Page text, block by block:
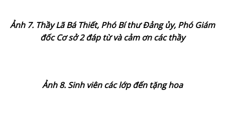
Ảnh 7. Thầy Lã Bá Thiết, Phó Bí thư Đảng ủy, Phó Giám
đốc Cơ sở 2 đáp từ và cảm ơn các thầy
Ảnh 8. Sinh viên các lớp đến tặng hoa